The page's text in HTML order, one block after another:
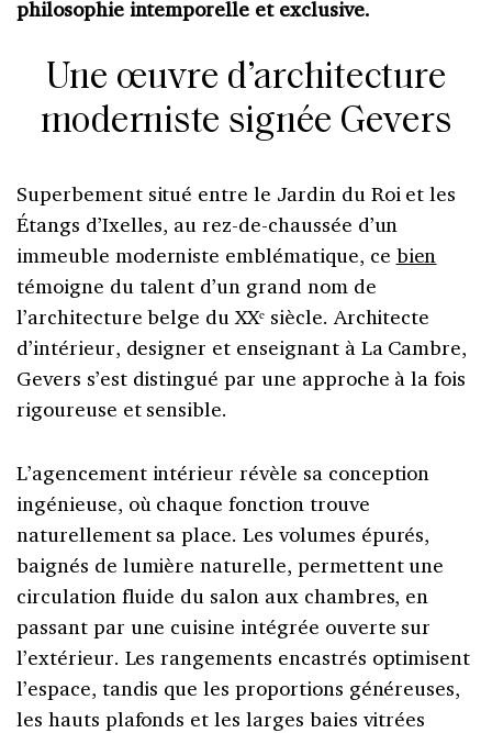
philosophie intemporelle et exclusive.
Une œuvre d’architecture
moderniste signée Gevers
Superbement situé entre le Jardin du Roi et les
Étangs d’Ixelles, au rez-de-chaussée d’un
immeuble moderniste emblématique, ce bien
témoigne du talent d’un grand nom de
l’architecture belge du XXᵉ siècle. Architecte
d’intérieur, designer et enseignant à La Cambre,
Gevers s’est distingué par une approche à la fois
rigoureuse et sensible.
L’agencement intérieur révèle sa conception
ingénieuse, où chaque fonction trouve
naturellement sa place. Les volumes épurés,
baignés de lumière naturelle, permettent une
circulation fluide du salon aux chambres, en
passant par une cuisine intégrée ouverte sur
l’extérieur. Les rangements encastrés optimisent
l’espace, tandis que les proportions généreuses,
les hauts plafonds et les larges baies vitrées